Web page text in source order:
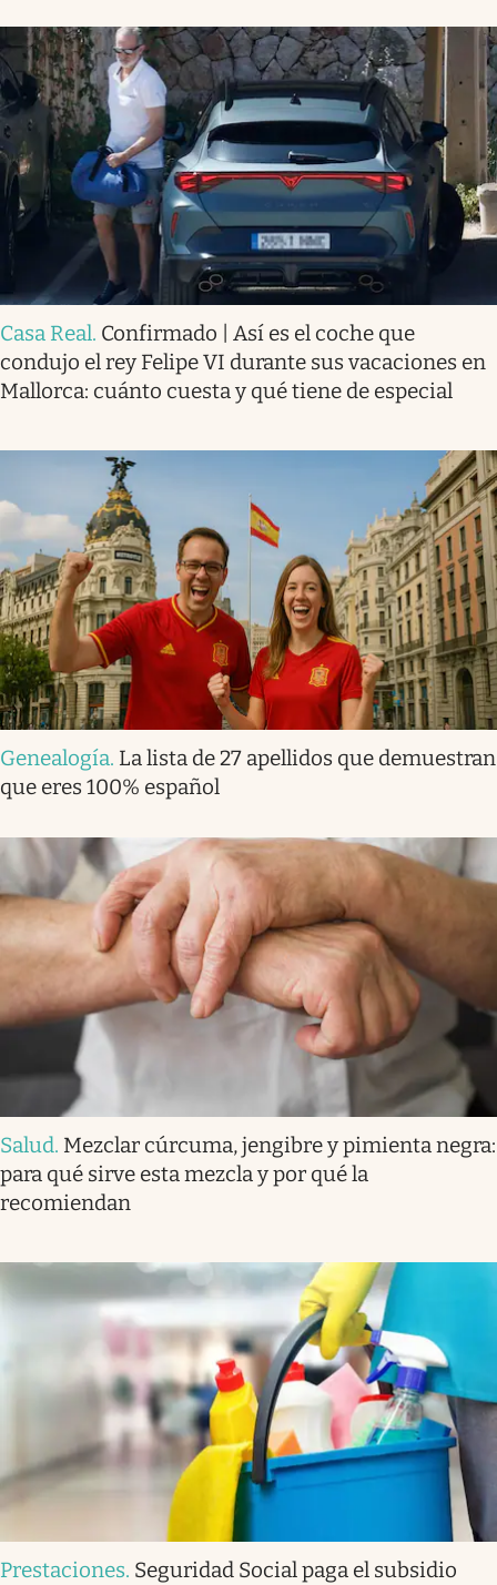
Casa Real. Confirmado | Así es el coche que
condujo el rey Felipe VI durante sus vacaciones en
Mallorca: cuánto cuesta y qué tiene de especial
Genealogía. La lista de 27 apellidos que demuestran
que eres 100% español
Salud. Mezclar cúrcuma, jengibre y pimienta negra:
para qué sirve esta mezcla y por qué la
recomiendan
Prestaciones. Seguridad Social paga el subsidio